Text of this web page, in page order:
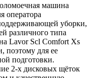
машина
оператора
уборки,
различного типа
Lavor Scl Comfort Xs
поэтому для ее
подготовки.
2-х дисковых щёток